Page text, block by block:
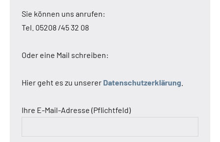
Sie können uns anrufen:
Tel. 05208 /45 32 08
Oder eine Mail schreiben:
Hier geht es zu unserer Datenschutzerklärung
Ihre E-Mail-Adresse (Pflichtfeld)